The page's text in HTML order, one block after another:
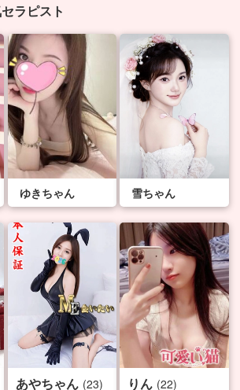
ラピスト
ゆきちゃん 雪ちゃん
あやちゃん (23) りん (22)